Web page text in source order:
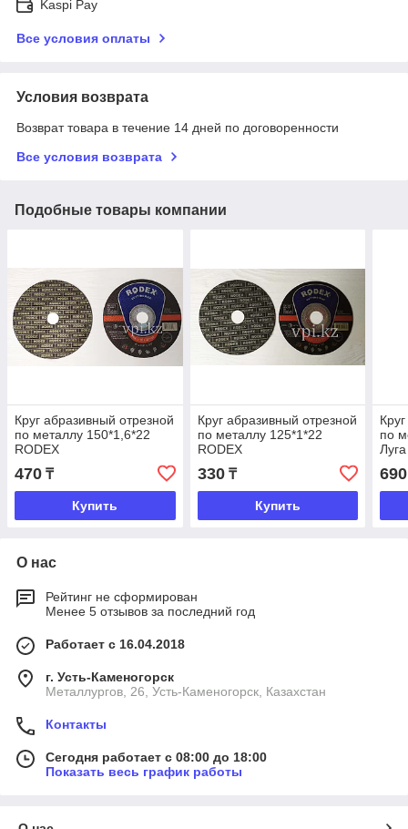
Kaspi Pay
Все условия оплаты
Условия возврата
Возврат товара в течение 14 дней по договоренности
Все условия возврата
Подобные товары компании
Круг абразивный отрезной
по металлу 150*1,6*22
RODEX
470 ₸
Купить
Круг абразивный отрезной
по металлу 125*1*22
RODEX
330₸
Купить
по
Луга
690
О нас
Рейтинг не сформирован
Менее 5 отзывов за последний год
Работает с 16.04.2018
г. Усть-Каменогорск
Металлургов, 26, Усть-Каменогорск, Казахстан
Контакты
Сегодня работает с 08:00 до 18:00
Показать весь график работы